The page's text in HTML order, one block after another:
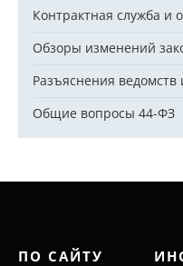
Контрактная служба и
Обзоры изменений
Разъяснения
Общие вопросы 44-ФЗ
ПО САЙТУ